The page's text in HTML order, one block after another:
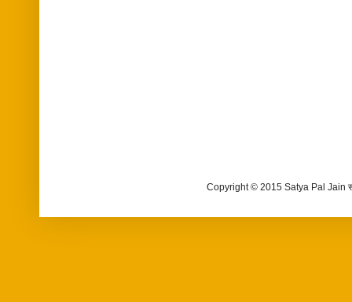
Copyright © 2015 Satya Pal Jain